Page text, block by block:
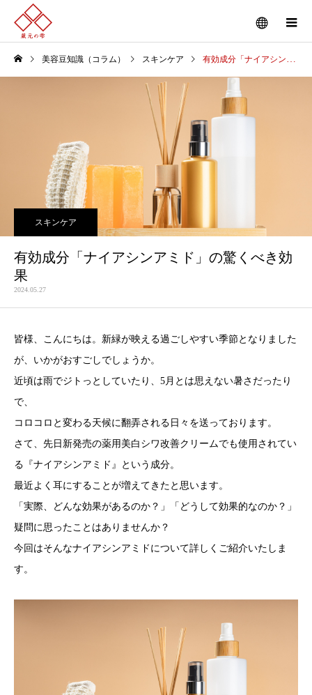
美容豆知識（コラム） スキンケア 有効成分「ナイアシンアミド」の驚くべき効果
スキンケア
有効成分「ナイアシンアミド」の驚くべき効
果
2024.05.27
皆様、こんにちは。新緑が映える過ごしやすい季節となりました
が、いかがおすごしでしょうか。
近頃は雨でジトっとしていたり、5月とは思えない暑さだったり
で、
コロコロと変わる天候に翻弄される日々を送っております。
さて、先日新発売の薬用美白シワ改善クリームでも使用されてい
る『ナイアシンアミド』という成分。
最近よく耳にすることが増えてきたと思います。
「実際、どんな効果があるのか？」「どうして効果的なのか？」
疑問に思ったことはありませんか？
今回はそんなナイアシンアミドについて詳しくご紹介いたしま
す。